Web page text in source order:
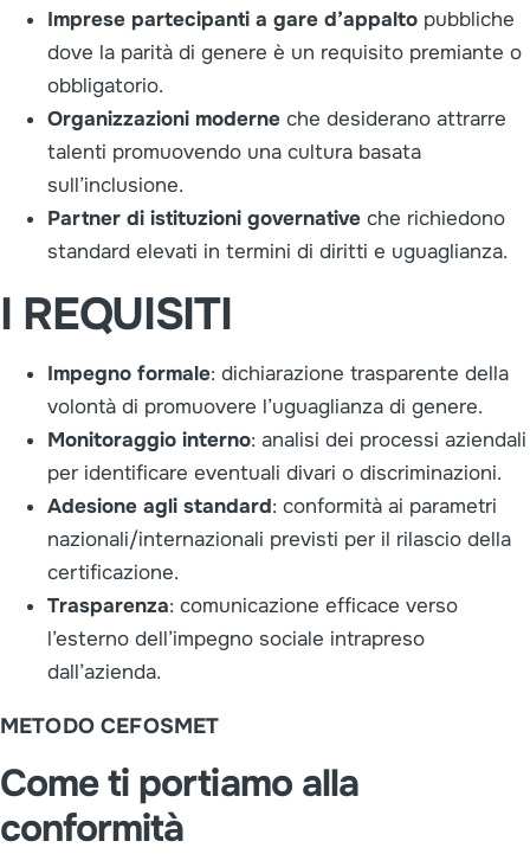
Imprese partecipanti a gare d’appalto pubbliche
dove la parità di genere è un requisito premiante o
obbligatorio.
Organizzazioni moderne che desiderano attrarre
talenti promuovendo una cultura basata
sull’inclusione.
Partner di istituzioni governative che richiedono
standard elevati in termini di diritti e uguaglianza.
I REQUISITI
Impegno formale: dichiarazione trasparente della
volontà di promuovere l’uguaglianza di genere.
Monitoraggio interno: analisi dei processi aziendali
per identificare eventuali divari o discriminazioni.
Adesione agli standard: conformità ai parametri
nazionali/internazionali previsti per il rilascio della
certificazione.
Trasparenza: comunicazione efficace verso
l’esterno dell’impegno sociale intrapreso
dall’azienda.
METODO CEFOSMET
Come ti portiamo alla
conformità